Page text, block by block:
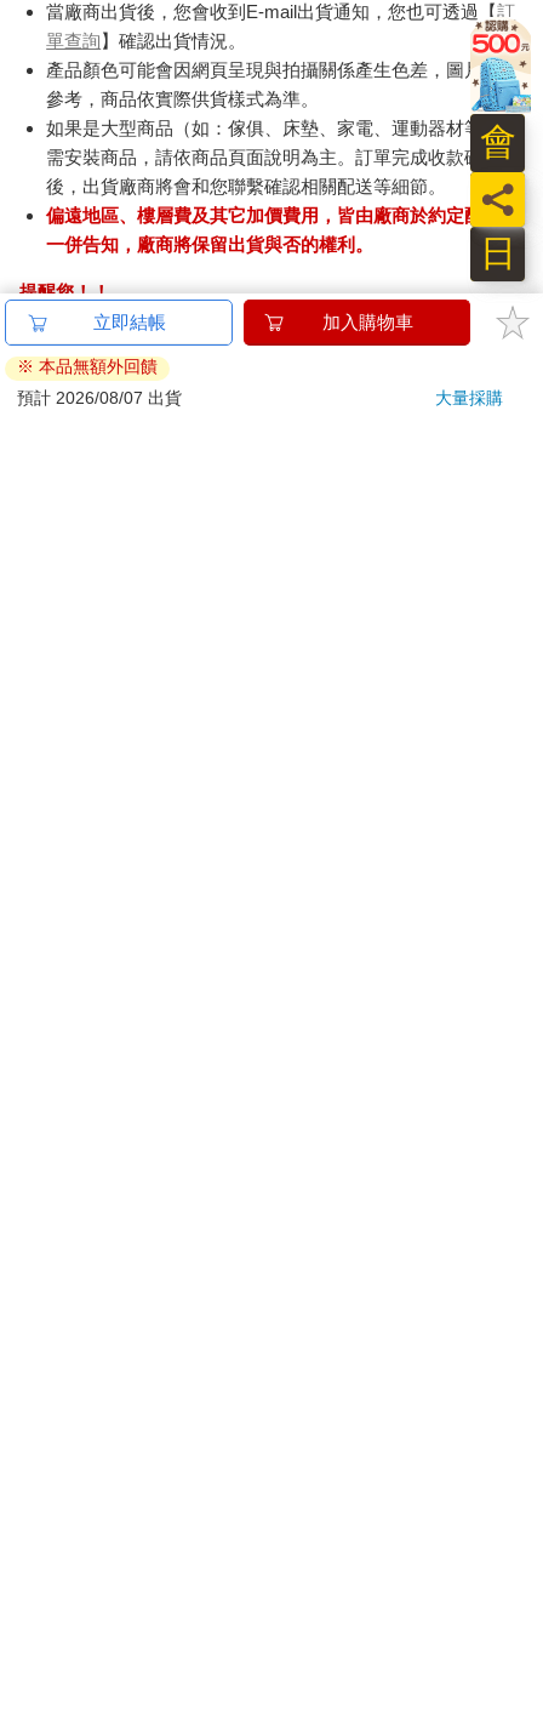
當廠商出貨後，您會收到E-mail出貨通知，您也可透過【訂
單查詢】確認出貨情況。
產品顏色可能會因網頁呈現與拍攝關係產生色差，圖片僅供
參考，商品依實際供貨樣式為準。
如果是大型商品（如：傢俱、床墊、家電、運動器材等）及
需安裝商品，請依商品頁面說明為主。訂單完成收款確認
後，出貨廠商將會和您聯繫確認相關配送等細節。
偏遠地區、樓層費及其它加價費用，皆由廠商於約定配送時
一併告知，廠商將保留出貨與否的權利。
提醒您！！
金石堂及銀行均不會請您操作ATM! 如接獲電話要求您前往
ATM提款機，請不要聽從指示，以免受騙上當！
退換貨須知：
日
員
會